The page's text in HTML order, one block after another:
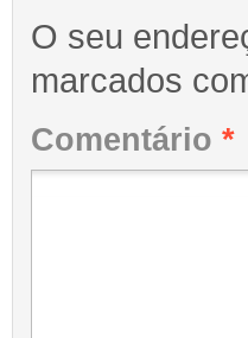
O seu
marcados
Comentário *